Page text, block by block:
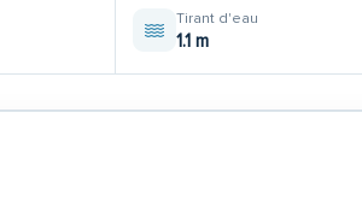
Tirant d'eau
1.1 m